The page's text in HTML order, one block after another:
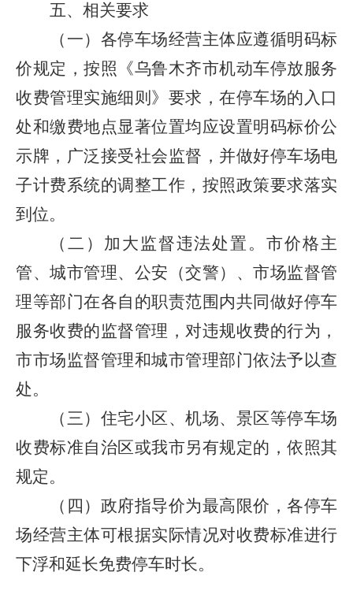
五、相关要求
（一）各停车场经营主体应遵循明码标
价规定，按照《乌鲁木齐市机动车停放服务
收费管理实施细则》要求，在停车场的入口
处和缴费地点显著位置均应设置明码标价公
示牌，广泛接受社会监督 ，并做好停车场电
子计费系统的调整工作，按照政策要求落实
到位。
（二）加大监督违法处置。市价格主
管、城市管理、公安（交警）、市场监督管
理等部门在各自的职责范围内共同做好停车
服务收费的监督管理，对违规收费的行为，
市市场监督管理和城市管理部门依法予以查
处。
（三）住宅小区、机场、景区等停车场
收费标准自治区或我市另有规定的，依照其
规定。
（四）政府指导价为最高限价，各停车
场经营主体可根据实际情况对收费标准进行
下浮和延长免费停车时长。